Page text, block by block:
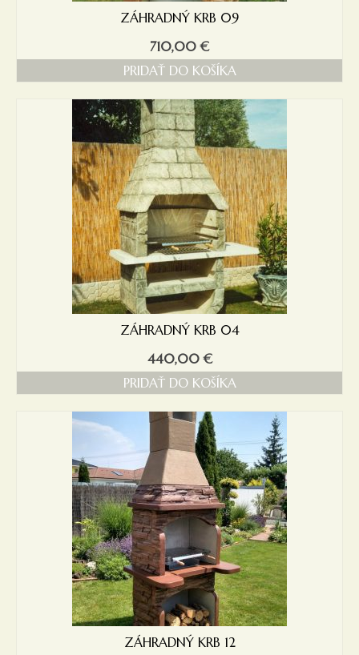
ZÁHRADNÝ KRB 09
710,00€
PRIDAŤ DO KOŠÍKA
ZÁHRADNÝ KRB 04
440,00€
PRIDAŤ DO KOŠÍKA
ZÁHRADNÝ KRB 12